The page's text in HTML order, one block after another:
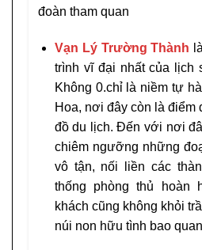
đoàn tham quan
Vạn Lý Trường Thành
trình vĩ đại nhất của lịch
Không 0.chỉ là niềm tự
Hoa, nơi đây còn là
đồ du lịch. Đến với nơi
chiêm ngưỡng những
vô tận, nối liền các
thống phòng thủ hoàn
khách cũng không khỏi
núi non hữu tình bao